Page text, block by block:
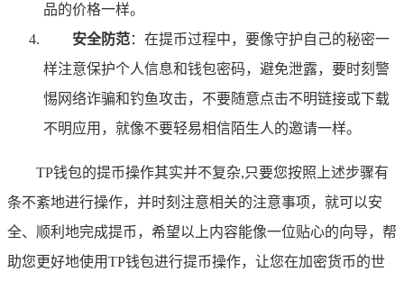
品的价格一样。
安全防范：在提币过程中，要像守护自己的秘密一
样注意保护个人信息和钱包密码，避免泄露，要时刻警
惕网络诈骗和钓鱼攻击，不要随意点击不明链接或下载
不明应用，就像不要轻易相信陌生人的邀请一样。
TP钱包的提币操作其实并不复杂,只要您按照上述步骤有
条不紊地进行操作，并时刻注意相关的注意事项，就可以安
全、顺利地完成提币，希望以上内容能像一位贴心的向导，帮
助您更好地使用TP钱包进行提币操作，让您在加密货币的世